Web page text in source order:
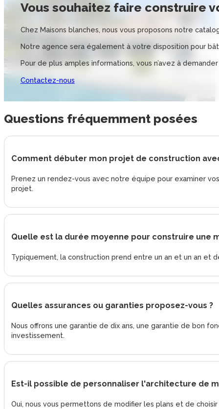
Vous souhaitez faire construire
Chez Maisons blanches, nous vous proposons notre
Notre agence sera également à votre disposition pour
Pour de plus amples informations, vous n’avez à
Contactez-nous
Questions fréquemment posées
Comment débuter mon projet de construction
Prenez un rendez-vous avec notre équipe pour examiner
projet.
Quelle est la durée moyenne pour construire une
Typiquement, la construction prend entre un an et un an et
Quelles assurances ou garanties proposez-vous ?
Nous offrons une garantie de dix ans, une garantie de bon
investissement.
Est-il possible de personnaliser l'architecture de
Oui, nous vous permettons de modifier les plans et de